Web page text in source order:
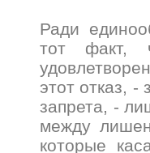
Ради
тот факт,
этот отказ, -
запрета, -
между
которые